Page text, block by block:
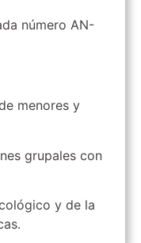
número AN-
menores y
grupales con
y de la